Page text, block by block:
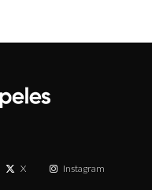
X Instagram